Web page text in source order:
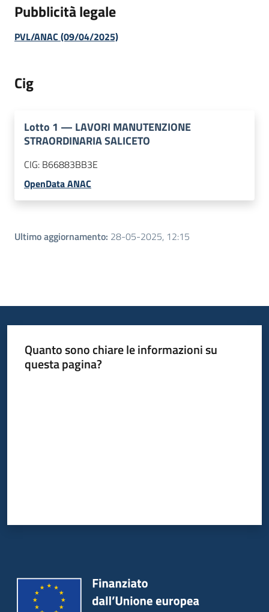
Pubblicità legale
PVL/ANAC (09/04/2025)
Cig
Lotto 1 — LAVORI MANUTENZIONE
STRAORDINARIA SALICETO
CIG: B66883BB3E
OpenData ANAC
Ultimo aggiornamento: 28-05-2025, 12:15
Quanto sono chiare le informazioni su
questa pagina?